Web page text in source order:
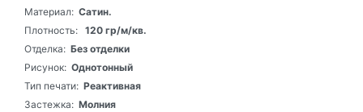
Материал: Сатин.
Плотность: 120 гр/м/кв.
Отделка: Без отделки
Рисунок: Однотонный
Тип печати: Реактивная
Застежка: Молния